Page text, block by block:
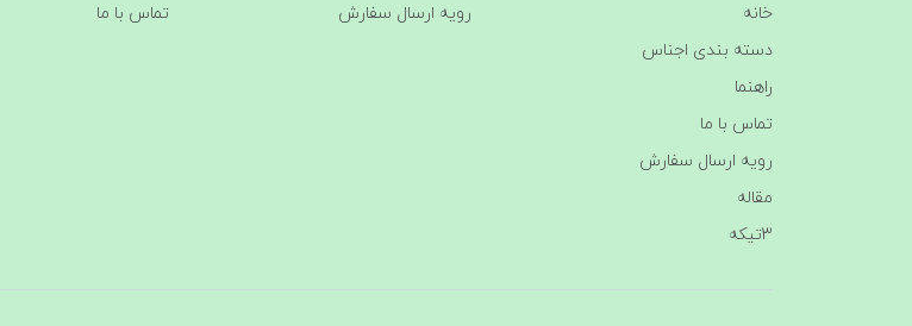
خانه
دسته بندی اجناس
راهنما
تماس با ما
رویه ارسال سفارش
مقاله
3تیکه
رویه ارسال سفارش تماس با ما